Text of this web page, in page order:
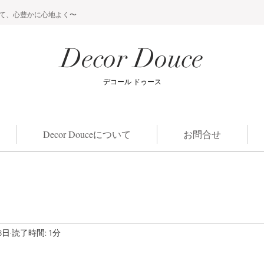
、心豊かに心地よく〜
Decor Douce
​デコール ドゥース
Decor Douceについて お問合せ
読了時間: 1分